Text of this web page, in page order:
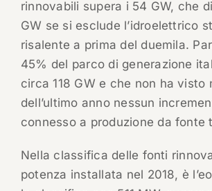
rinnovabili supera i 54 GW, che
GW se si esclude l’idroelettrico
risalente a prima del duemila.
45% del parco di generazione
circa 118 GW e che non ha visto
dell’ultimo anno nessun
connesso a produzione da fonte
Nella classifica delle fonti
potenza installata nel 2018, è